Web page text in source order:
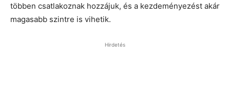
többen csatlakoznak hozzájuk, és a kezdeményezést akár
magasabb szintre is vihetik.
Hirdetés